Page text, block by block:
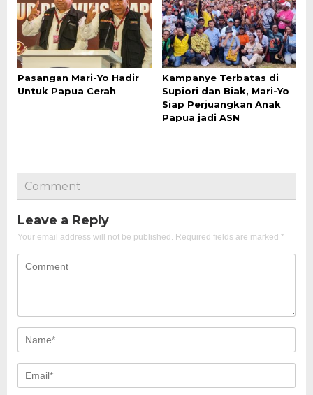
Pasangan Mari-Yo Hadir
Untuk Papua Cerah
Kampanye Terbatas di
Supiori dan Biak, Mari-Yo
Siap Perjuangkan Anak
Papua jadi ASN
Comment
Leave a Reply
Your email address will not be published. Required fields are marked *